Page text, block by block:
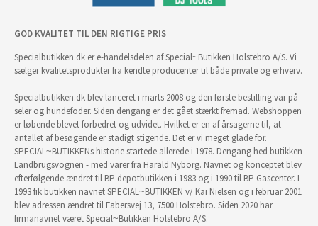
GOD KVALITET TIL DEN RIGTIGE PRIS
Specialbutikken.dk er e-handelsdelen af Special~Butikken Holstebro A/S. Vi
sælger kvalitetsprodukter fra kendte producenter til både private og erhverv.
Specialbutikken.dk blev lanceret i marts 2008 og den første bestilling var på
seler og hundefoder. Siden dengang er det gået stærkt fremad. Webshoppen
er løbende blevet forbedret og udvidet. Hvilket er en af årsagerne til, at
antallet af besøgende er stadigt stigende. Det er vi meget glade for.
SPECIAL~BUTIKKENs historie startede allerede i 1978. Dengang hed butikken
Landbrugsvognen - med varer fra Harald Nyborg. Navnet og konceptet blev
efterfølgende ændret til BP depotbutikken i 1983 og i 1990 til BP Gascenter. I
1993 fik butikken navnet SPECIAL~BUTIKKEN v/ Kai Nielsen og i februar 2001
blev adressen ændret til Fabersvej 13, 7500 Holstebro. Siden 2020 har
firmanavnet været Special~Butikken Holstebro A/S.